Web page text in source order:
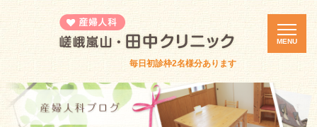
毎日初診枠2名様分あります
MENU
診療案内
カウンセリング